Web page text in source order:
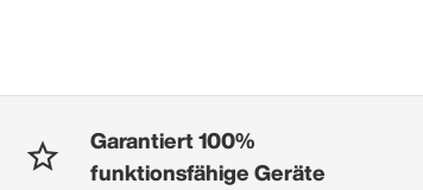
Garantiert 100%
funktionsfähige Geräte